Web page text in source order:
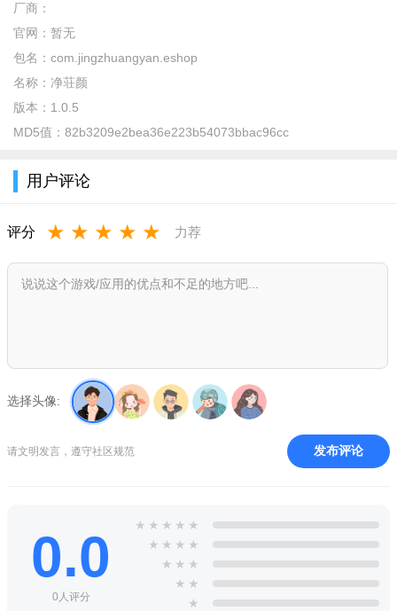
净颜APP是一款专注提供用户美好生活的软件。主要用于净
够为销售者、消费者提供便利的购买方式的软件。
商品分享
在线下单
商品浏览
净颜品牌销售平台产品亮点
【简单实用】：所有流程简易化设计，提升开单效率。
厂商：
官网： 暂无
包名： com.jingzhuangyan.eshop
名称： 净荘颜
版本： 1.0.5
MD5值： 82b3209e2bea36e223b54073bbac96cc
用户评论
评分 ★ ★ ★ ★ ★ 力荐
选择头像:
请文明发言，遵守社区规范 发布评论
0.0
0人评分
★ ★ ★ ★ ★
★ ★ ★ ★
★ ★ ★
★ ★
★